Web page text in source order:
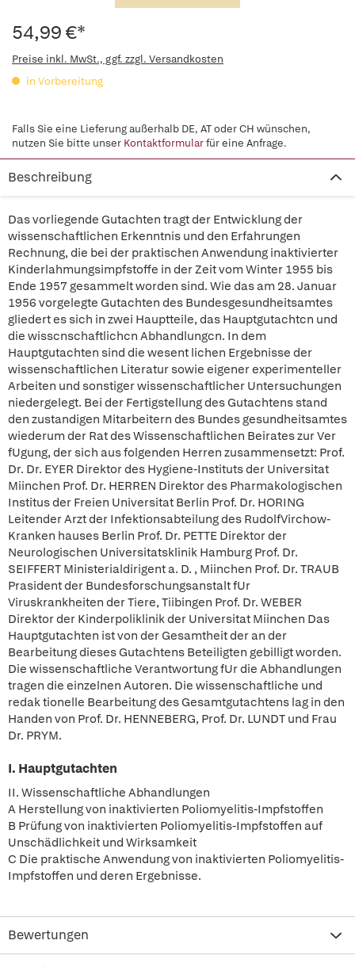
54,99 €*
Preise inkl. MwSt., ggf. zzgl. Versandkosten
in Vorbereitung
Falls Sie eine Lieferung außerhalb DE, AT oder CH wünschen,
nutzen Sie bitte unser Kontaktformularfür eine Anfrage.
Beschreibung
Das vorliegende Gutachten tragt der Entwicklung der
wissenschaftlichen Erkenntnis und den Erfahrungen
Rechnung, die bei der praktischen Anwendung inaktivierter
Kinderlahmungsimpfstoffe in der Zeit vom Winter 1955 bis
Ende 1957 gesammelt worden sind. Wie das am 28. Januar
1956 vorgelegte Gutachten des Bundesgesundheitsamtes
gliedert es sich in zwei Hauptteile, das Hauptgutachtcn und
die wisscnschaftlichcn Abhandlungcn. In dem
Hauptgutachten sind die wesent lichen Ergebnisse der
wissenschaftlichen Literatur sowie eigener experimenteller
Arbeiten und sonstiger wissenschaftlicher Untersuchungen
niedergelegt. Bei der Fertigstellung des Gutachtens stand
den zustandigen Mitarbeitern des Bundes gesundheitsamtes
wiederum der Rat des Wissenschaftlichen Beirates zur Ver
fUgung, der sich aus folgenden Herren zusammensetzt: Prof.
Dr. Dr. EYER Direktor des Hygiene-Instituts der Universitat
Miinchen Prof. Dr. HERREN Direktor des Pharmakologischen
Institus der Freien Universitat Berlin Prof. Dr. HORING
Leitender Arzt der Infektionsabteilung des RudolfVirchow-
Kranken hauses Berlin Prof. Dr. PETTE Direktor der
Neurologischen Universitatsklinik Hamburg Prof. Dr.
SEIFFERT Ministerialdirigent a. D. , Miinchen Prof. Dr. TRAUB
Prasident der Bundesforschungsanstalt fUr
Viruskrankheiten der Tiere, Tiibingen Prof. Dr. WEBER
Direktor der Kinderpoliklinik der Universitat Miinchen Das
Hauptgutachten ist von der Gesamtheit der an der
Bearbeitung dieses Gutachtens Beteiligten gebilligt worden.
Die wissenschaftliche Verantwortung fUr die Abhandlungen
tragen die einzelnen Autoren. Die wissenschaftliche und
redak tionelle Bearbeitung des Gesamtgutachtens lag in den
Handen von Prof. Dr. HENNEBERG, Prof. Dr. LUNDT und Frau
Dr. PRYM.
I. Hauptgutachten
II. Wissenschaftliche Abhandlungen
A Herstellung von inaktivierten Poliomyelitis-Impfstoffen
B Prüfung von inaktivierten Poliomyelitis-Impfstoffen auf
Unschädlichkeit und Wirksamkeit
C Die praktische Anwendung von inaktivierten Poliomyelitis-
Impfstoffen und deren Ergebnisse.
Bewertungen